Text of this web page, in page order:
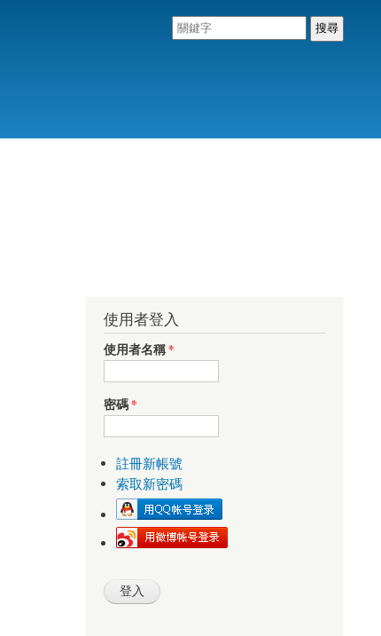
使用者登入
使用者名稱*
密碼*
註冊新帳號
索取新密碼